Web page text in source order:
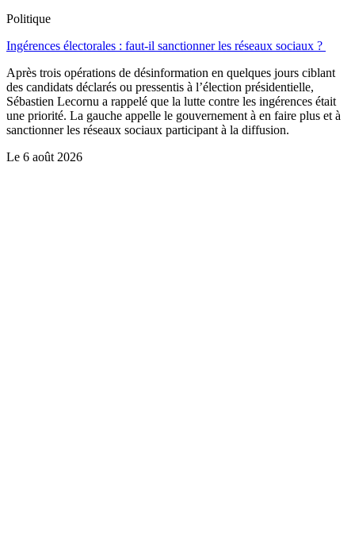
Politique
Ingérences électorales : faut-il sanctionner les réseaux sociaux ?
Après trois opérations de désinformation en quelques jours ciblant
des candidats déclarés ou pressentis à l’élection présidentielle,
Sébastien Lecornu a rappelé que la lutte contre les ingérences était
une priorité. La gauche appelle le gouvernement à en faire plus et à
sanctionner les réseaux sociaux participant à la diffusion.
Le 6 août 2026